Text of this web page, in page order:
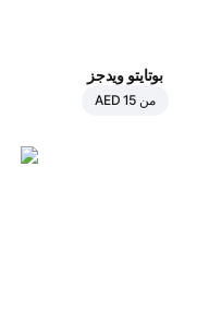
بوتايتو ويدجز
من AED 15